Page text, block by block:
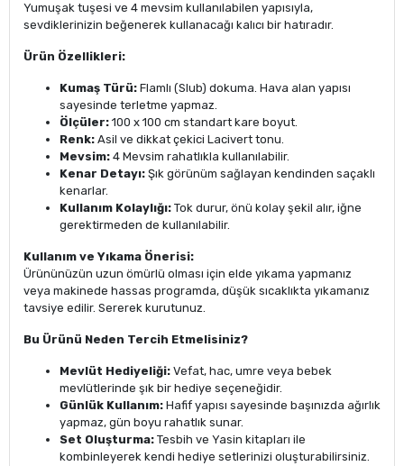
Yumuşak tuşesi ve 4 mevsim kullanılabilen yapısıyla,
sevdiklerinizin beğenerek kullanacağı kalıcı bir hatıradır.
Ürün Özellikleri:
Kumaş Türü: Flamlı (Slub) dokuma. Hava alan yapısı
sayesinde terletme yapmaz.
Ölçüler: 100 x 100 cm standart kare boyut.
Renk: Asil ve dikkat çekici Lacivert tonu.
Mevsim: 4 Mevsim rahatlıkla kullanılabilir.
Kenar Detayı: Şık görünüm sağlayan kendinden saçaklı
kenarlar.
Kullanım Kolaylığı: Tok durur, önü kolay şekil alır, iğne
gerektirmeden de kullanılabilir.
Kullanım ve Yıkama Önerisi:
Ürününüzün uzun ömürlü olması için elde yıkama yapmanız
veya makinede hassas programda, düşük sıcaklıkta yıkamanız
tavsiye edilir. Sererek kurutunuz.
Bu Ürünü Neden Tercih Etmelisiniz?
Mevlüt Hediyeliği: Vefat, hac, umre veya bebek
mevlütlerinde şık bir hediye seçeneğidir.
Günlük Kullanım: Hafif yapısı sayesinde başınızda ağırlık
yapmaz, gün boyu rahatlık sunar.
Set Oluşturma: Tesbih ve Yasin kitapları ile
kombinleyerek kendi hediye setlerinizi oluşturabilirsiniz.